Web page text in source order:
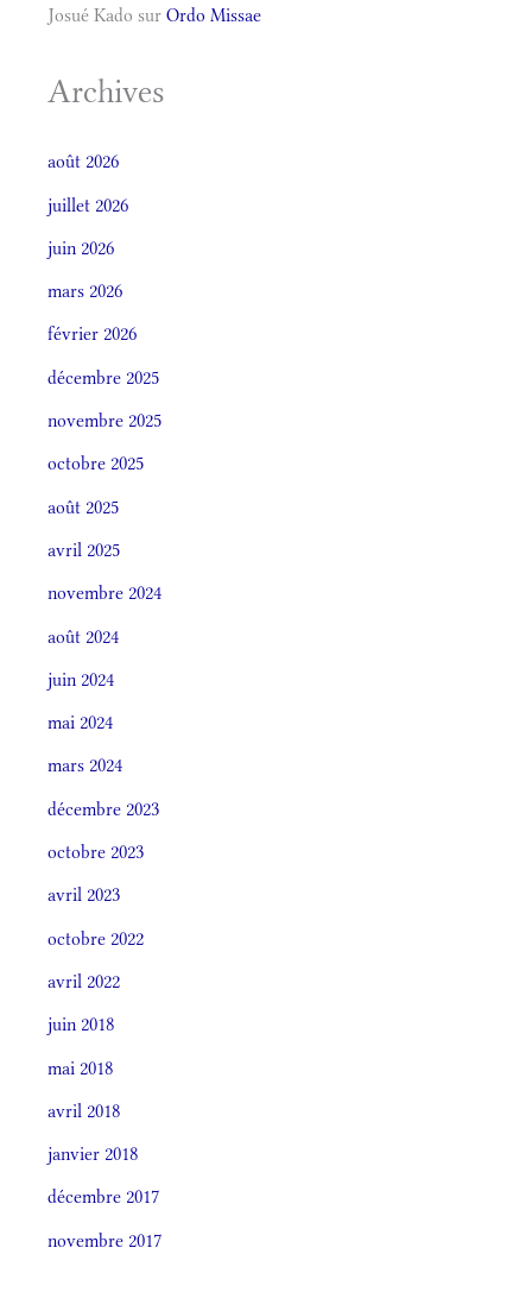
Josué Kado sur Ordo Missae
Archives
août 2026
juillet 2026
juin 2026
mars 2026
février 2026
décembre 2025
novembre 2025
octobre 2025
août 2025
avril 2025
novembre 2024
août 2024
juin 2024
mai 2024
mars 2024
décembre 2023
octobre 2023
avril 2023
octobre 2022
avril 2022
juin 2018
mai 2018
avril 2018
janvier 2018
décembre 2017
novembre 2017